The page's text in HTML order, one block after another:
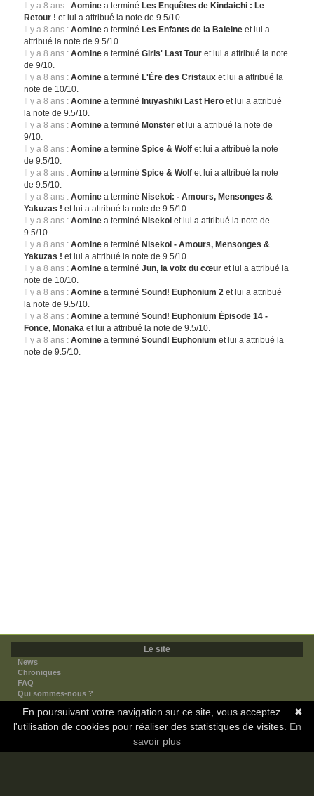
Il y a 8 ans : Aomine a terminé Les Enquêtes de Kindaichi : Le
Retour ! et lui a attribué la note de 9.5/10.
Il y a 8 ans : Aomine a terminé Les Enfants de la Baleine et lui a
attribué la note de 9.5/10.
Il y a 8 ans : Aomine a terminéGirls' Last Tour et lui a attribué la note
de 9/10.
Il y a 8 ans : Aomine a terminé L'Ère des Cristaux et lui a attribué la
note de 10/10.
Il y a 8 ans : Aomine a terminé Inuyashiki Last Hero et lui a attribué
la note de 9.5/10.
Il y a 8 ans : Aomine a terminé Monster et lui a attribué la note de
9/10.
Il y a 8 ans : Aomine a terminéSpice & Wolf et lui a attribué la note
de 9.5/10.
Il y a 8 ans : Aomine a terminéSpice & Wolf et lui a attribué la note
de 9.5/10.
Il y a 8 ans : Aomine a terminé Nisekoi: - Amours, Mensonges &
Yakuzas ! et lui a attribué la note de 9.5/10.
Il y a 8 ans : Aomine a terminé Nisekoi et lui a attribué la note de
9.5/10.
Il y a 8 ans : Aomine a terminé Nisekoi - Amours, Mensonges &
Yakuzas ! et lui a attribué la note de 9.5/10.
Il y a 8 ans : Aomine a terminéJun, la voix du cœur et lui a attribué la
note de 10/10.
Il y a 8 ans : Aomine a terminéSound! Euphonium 2 et lui a attribué
la note de 9.5/10.
Il y a 8 ans : Aomine a terminéSound! Euphonium Épisode 14 -
Fonce, Monaka et lui a attribué la note de 9.5/10.
Il y a 8 ans : Aomine a terminéSound! Euphonium et lui a attribué la
note de 9.5/10.
Le site
News
Chroniques
FAQ
Qui sommes-nous ?
Nos partenaires
Faites-nous connaitre
Nous contacter
✖
En poursuivant votre navigation sur ce site, vous acceptez
l'utilisation de cookies pour réaliser des statistiques de visites. En
savoir plus